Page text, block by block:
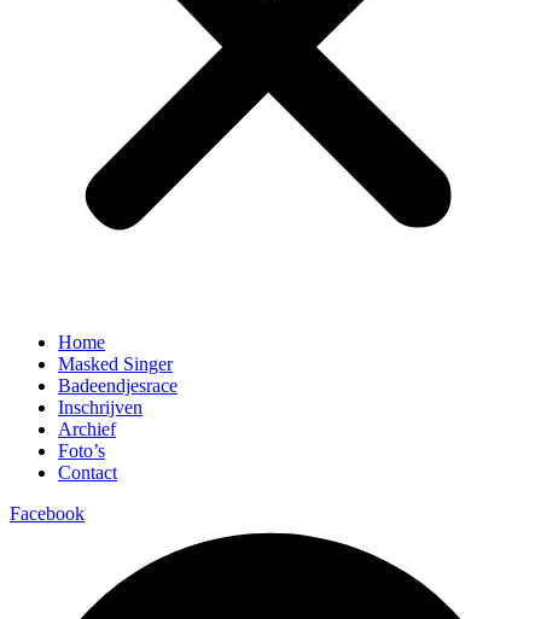
Home
Masked Singer
Badeendjesrace
Inschrijven
Archief
Foto’s
Contact
Facebook